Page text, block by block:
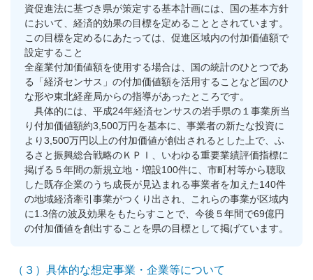
資促進法に基づき県が策定する基本計画には、国の基本方針
において、経済的効果の目標を定めることとされています。
この目標を定めるにあたっては、促進区域内の付加価値額で
設定すること
全産業付加価値額を使用する場合は、国の統計のひとつであ
る「経済センサス」の付加価値額を活用することなど国のひ
な形や東北経産局からの指導があったところです。
具体的には、平成24年経済センサスの岩手県の１事業所当
り付加価値額約3,500万円を基本に、事業者の新たな投資に
より3,500万円以上の付加価値が創出されるとした上で、ふ
るさと振興総合戦略のＫＰＩ、いわゆる重要業績評価指標に
掲げる５年間の新規立地・増設100件に、市町村等から聴取
した既存企業のうち成長が見込まれる事業者を加えた140件
の地域経済牽引事業がつくり出され、これらの事業が区域内
に1.3倍の波及効果をもたらすことで、今後５年間で69億円
の付加価値を創出することを県の目標として掲げています。
（３）具体的な想定事業・企業等について